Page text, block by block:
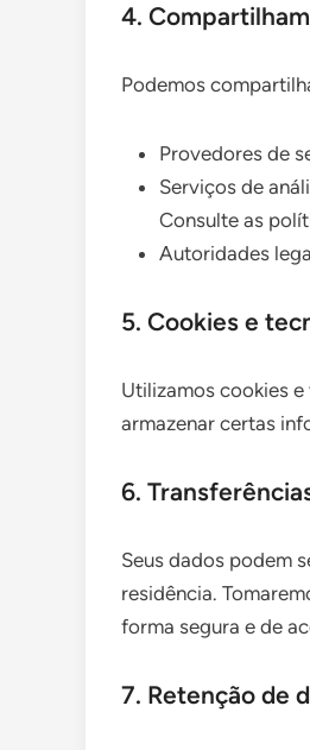
4.
Podemos
Provedores de
Serviços de
Consulte as
Autoridades
5. Cookies e
Utilizamos cookies
armazenar certas
6.
Seus dados podem
residência.
forma segura e de
7. Retenção de